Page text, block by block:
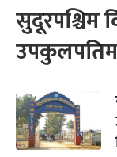
सुदूरपश्चिम